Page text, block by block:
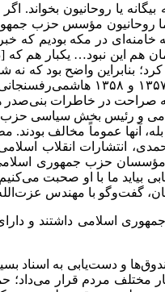
یا روحانیون بخواند.
مؤسس حزب
صراحت موضع خویش را اعلام می‌دارد: «در ۱۳
واضح بود که نه
صراحت در خاطرات
و رئیس بخش سیاسی
آنها عموماً مخالف
مؤسسان حزب جمهوری
سحابی بیاید ما با او
با مهندس عزت‌الله
جمهوری اسلامی داشتند و
و دست‌یابی به اسناد
مردم قرار می‌داد؛